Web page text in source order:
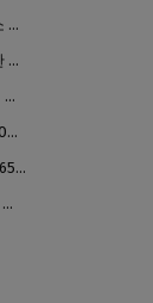
한인 한의사, 환자 성추행·폭행 혐의 기소 … 면허 긴급정지
[이슈] “2002 월드컵때도 그랬나” … 심판 성접대 의혹 해외로 일파만파, 4강 신화까지 불똥
[화제] ‘사과 편지와 100달러’…40년 만에 훔친 책 돌려준 절도범
LA 반 ICE 시위 대응에 경찰 인건비만 1,700만 달러 썼다.
노숙자 지원하랬더니 … 단체장 보수에 165만 달러 ‘펑펑’
[제이슨 오 건강칼럼] ‘나노 루틴’으로 내 몸 기적 만들기